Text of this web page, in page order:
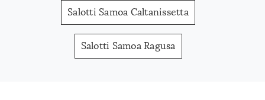
Salotti Samoa Caltanissetta
Salotti Samoa Ragusa